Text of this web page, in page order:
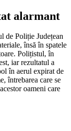
alarmant
de Poliție Județean
însă în spatele
Polițistul, în
iar rezultatul a
în aerul expirat de
întrebarea care se
oameni care